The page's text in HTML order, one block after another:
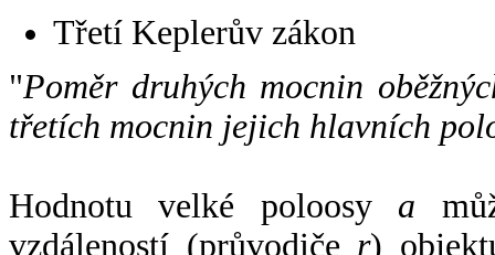
Třetí Keplerův zákon
"Poměr druhých mocnin
třetích mocnin jejich hlavních
Hodnotu velké poloosy a
vzdáleností (průvodiče r)